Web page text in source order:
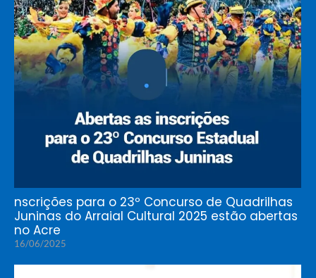
nscrições para o 23º Concurso de Quadrilhas
Juninas do Arraial Cultural 2025 estão abertas
no Acre
16/06/2025